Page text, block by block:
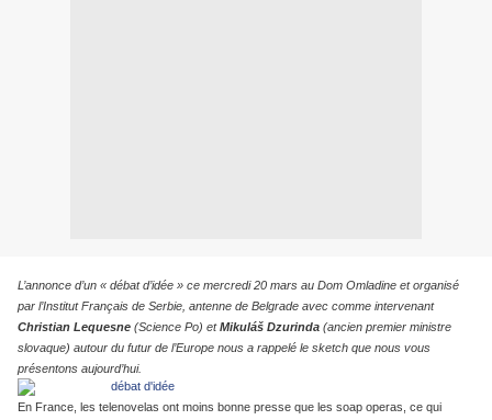
L’annonce d’un « débat d’idée » ce mercredi 20 mars au Dom Omladine et organisé
par l’Institut Français de Serbie, antenne de Belgrade avec comme intervenant
Christian Lequesne (Science Po) etMikuláš Dzurinda (ancien premier ministre
slovaque) autour du futur de l’Europe nous a rappelé le sketch que nous vous
présentons aujourd’hui.
En France, les telenovelas ont moins bonne presse que les soap operas, ce qui